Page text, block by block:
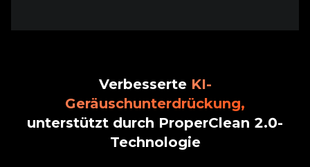
Verbesserte KI-
unterstützt durch ProperClean 2.0-
Technologie